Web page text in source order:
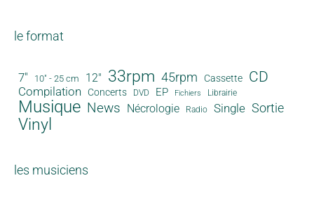
le format
7" 10" - 25 cm 12" 33rpm 45rpm Cassette CD
Compilation Concerts DVD EP Fichiers Librairie
Musique News Nécrologie Radio Single Sortie
Vinyl
les musiciens